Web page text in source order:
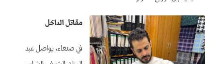
مقاتل الداخل
في صنعاء، يواصل عبد